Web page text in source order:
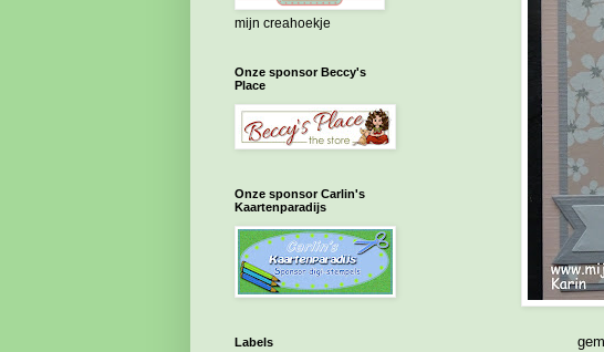
mijn creahoekje
Onze sponsor Beccy's
Place
Onze sponsor Carlin's
Kaartenparadijs
Labels